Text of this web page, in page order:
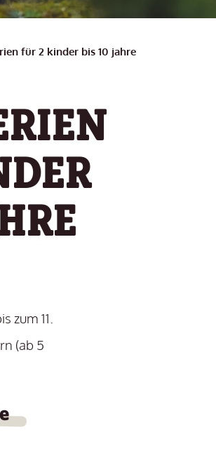
für 2 kinder bis 10 jahre
zum 11.
(ab 5